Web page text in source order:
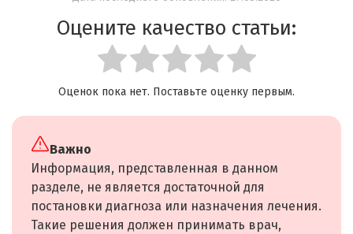
Оцените качество статьи:
Оценок пока нет. Поставьте оценку первым.
Важно
Информация, представленная в данном
разделе, не является достаточной для
постановки диагноза или назначения лечения.
Такие решения должен принимать врач,